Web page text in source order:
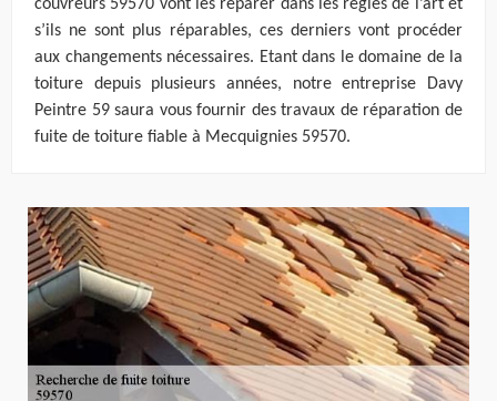
couvreurs 59570 vont les réparer dans les règles de l’art et
s’ils ne sont plus réparables, ces derniers vont procéder
aux changements nécessaires. Etant dans le domaine de la
toiture depuis plusieurs années, notre entreprise Davy
Peintre 59 saura vous fournir des travaux de réparation de
fuite de toiture fiable à Mecquignies 59570.